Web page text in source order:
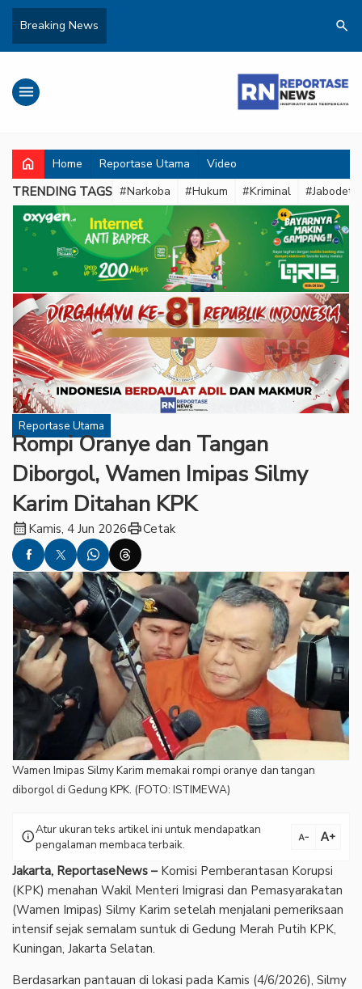
Breaking News search
menu
home Home Reportase Utama Video
TRENDING TAGS #Narkoba #Hukum #Kriminal
Reportase Utama
Rompi Oranye dan Tangan
Diborgol, Wamen Imipas Silmy
Karim Ditahan KPK
calendar_month Kamis, 4 Jun 2026printCetak
Wamen Imipas Silmy Karim memakai rompi oranye dan tangan
diborgol di Gedung KPK. (FOTO: ISTIMEWA)
infoAtur ukuran teks artikel ini untuk mendapatkan
pengalaman membaca terbaik.
text_decrease text_increase
Jakarta, ReportaseNews – Komisi Pemberantasan Korupsi
(KPK) menahan Wakil Menteri Imigrasi dan Pemasyarakatan
(Wamen Imipas) Silmy Karim setelah menjalani pemeriksaan
intensif sejak semalam suntuk di Gedung Merah Putih KPK,
Kuningan, Jakarta Selatan.
Berdasarkan pantauan di lokasi pada Kamis (4/6/2026), Silmy